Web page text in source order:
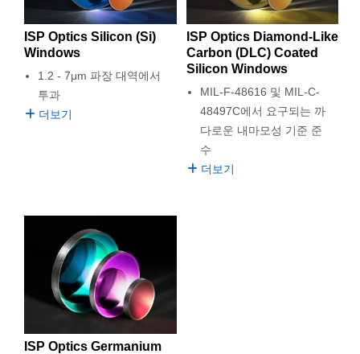
ISP Optics Silicon (Si)
Windows
1.2 - 7μm 파장 대역에서
투과
더보기
ISP Optics Diamond-Like
Carbon (DLC) Coated
Silicon Windows
MIL-F-48616 및 MIL-C-
48497C에서 요구되는 까
다로운 내마모성 기준 준
수
더보기
ISP Optics Germanium